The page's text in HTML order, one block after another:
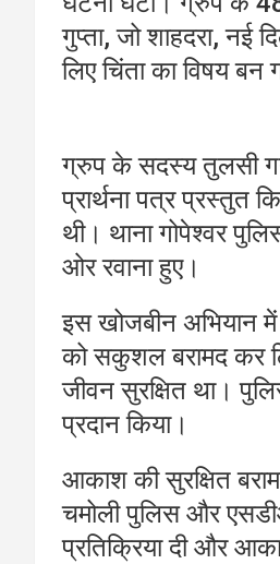
गुप्ता, जो शाहदरा, नई
लिए चिंता का विषय बन
ग्रुप के सदस्य तुलसी
प्रार्थना पत्र प्रस्तुत
थी। थाना गोपेश्वर
ओर रवाना हुए।
इस खोजबीन अभियान
को सकुशल बरामद कर
जीवन सुरक्षित था।
प्रदान किया।
आकाश की सुरक्षित
चमोली पुलिस और
प्रतिक्रिया दी और